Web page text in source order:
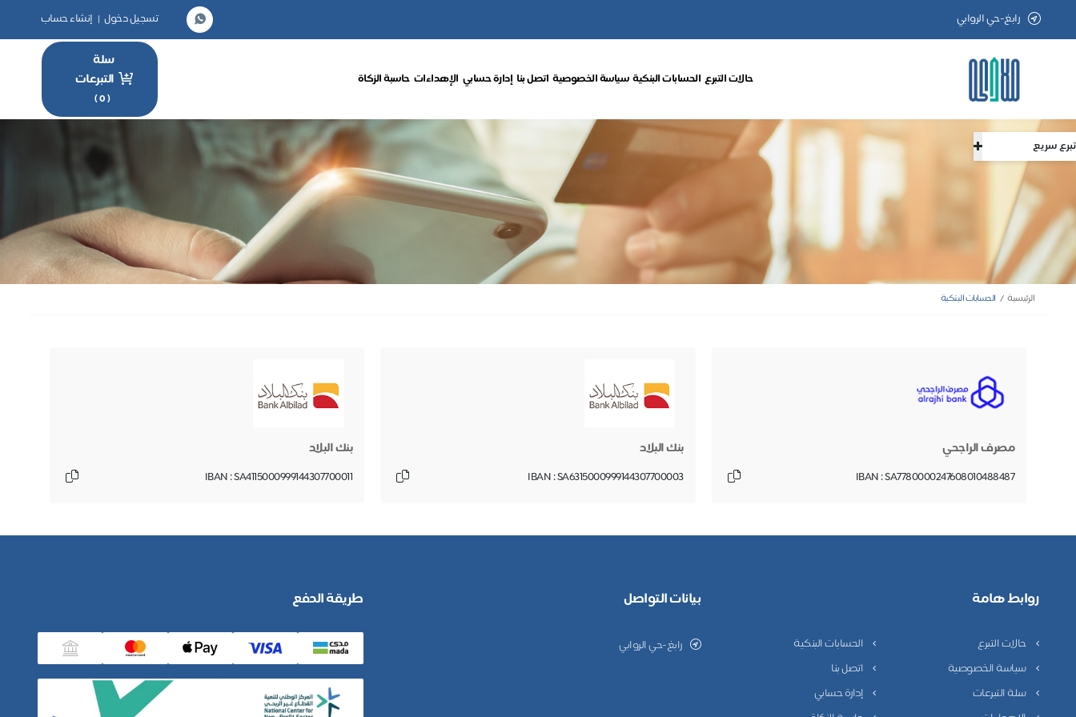
تبرع سريع
رابغ-حي الروابي تسجيل دخول | إنشاء حساب
حالات التبرع الحسابات البنكية سياسة الخصوصية اتصل بنا إدارة حسابي الإهداءات حاسبة الزكاة
سلة
التبرعات
(
0
)
الرئيسية الحسابات البنكية
مصرف الراجحي
IBAN : SA7780000247608010488487
بنك البلاد
IBAN : SA6315000999144307700003
بنك البلاد
IBAN : SA4115000999144307700011
روابط هامة
حالات التبرع
الحسابات البنكية
سياسة الخصوصية
اتصل بنا
سلة التبرعات
إدارة حسابي
بيانات التواصل
رابغ-حي الروابي
طريقة الدفع